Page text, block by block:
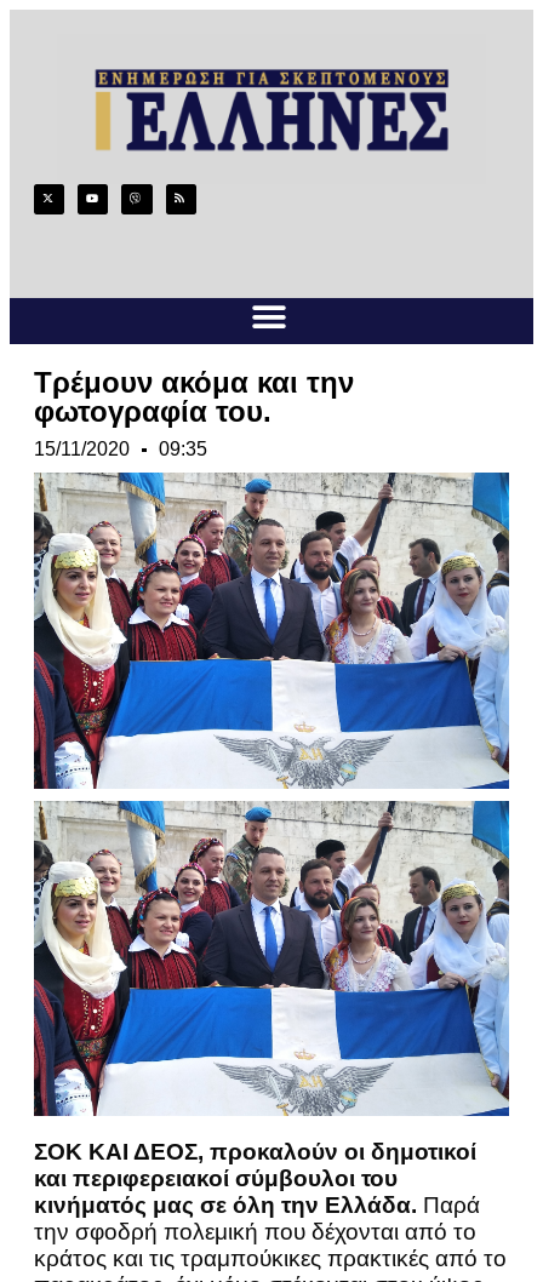
Τρέμουν ακόμα και την
φωτογραφία του.
15/11/2020 09:35
ΣΟΚ ΚΑΙ ΔΕΟΣ, προκαλούν οι δημοτικοί
και περιφερειακοί σύμβουλοι του
κινήματός μας σε όλη την Ελλάδα. Παρά
την σφοδρή πολεμική που δέχονται από το
κράτος και τις τραμπούκικες πρακτικές από το